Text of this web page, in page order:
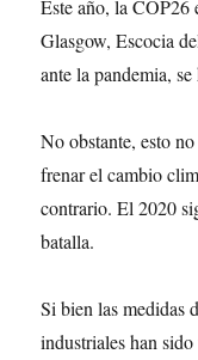
Este año, la COP26
Glasgow, Escocia
ante la pandemia,
No obstante, esto
frenar el cambio
contrario. El 2020
batalla.
Si bien las medidas
industriales han